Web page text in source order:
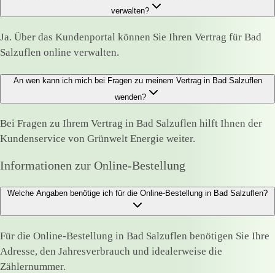
verwalten?
Ja. Über das Kundenportal können Sie Ihren Vertrag für Bad
Salzuflen online verwalten.
An wen kann ich mich bei Fragen zu meinem Vertrag in Bad Salzuflen
wenden?
Bei Fragen zu Ihrem Vertrag in Bad Salzuflen hilft Ihnen der
Kundenservice von Grünwelt Energie weiter.
Informationen zur Online-Bestellung
Welche Angaben benötige ich für die Online-Bestellung in Bad Salzuflen?
Für die Online-Bestellung in Bad Salzuflen benötigen Sie Ihre
Adresse, den Jahresverbrauch und idealerweise die
Zählernummer.